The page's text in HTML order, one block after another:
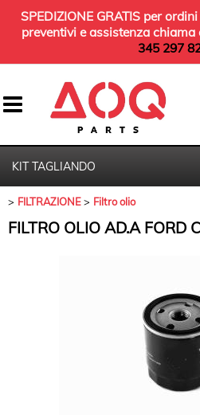
SPEDIZIONE GRATIS per
preventivi e assistenza
345 297
HOME
KIT TAGLIANDO
FILTRAZIONE Filtro olio
FILTRO OLIO AD.A FORD